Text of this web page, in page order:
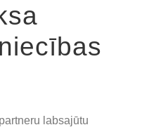
labsajūtu